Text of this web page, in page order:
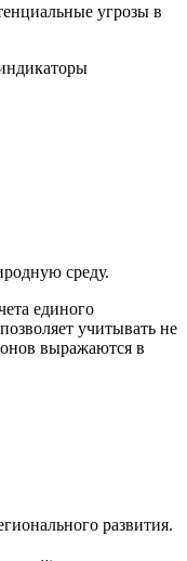
угрозы в
среду.
единого
учитывать не
выражаются в
развития.